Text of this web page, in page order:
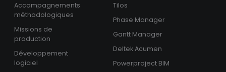
Accompagnements
méthodologiques
Missions de
production
Développement
logiciel
Tilos
Phase Manager
Gantt Manager
Deltek Acumen
Powerproject BIM